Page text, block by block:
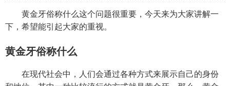
黄金牙俗称什么这个问题很重要，今天来为大家讲解一
下，希望能引起大家的重视。
黄金牙俗称什么
在现代社会中，人们会通过各种方式来展示自己的身份